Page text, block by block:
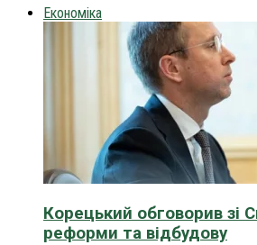
Економіка
Корецький обговорив зі
реформи та відбудову